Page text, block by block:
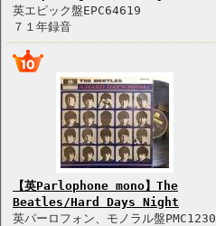
英エピック盤EPC64619
７１年録音
【英Parlophone mono】The
Beatles/Hard Days Night
英パーロフォン、モノラル盤PMC1230